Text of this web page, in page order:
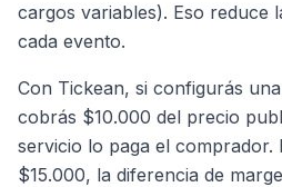
cargos variables). Eso reduce
cada evento.
Con Tickean, si configurás
cobrás $10.000 del precio
servicio lo paga el comprador.
$15.000, la diferencia de